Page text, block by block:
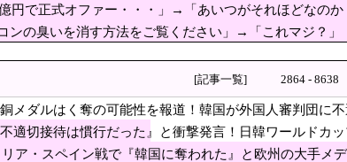
険加入を勧められた推し活民が反発、保険
設…AI時代の需要に対応」
慣行だった』と衝撃発言！日韓ワールド
重篤な植物状態だが意識は正常で何かを思
一攫千金」過去の時代に
政府の基礎年金改革案に物議
円で正式オファー・・・」→「あいつがそれほどなのか
ないけど、それでもやっぱり羨ましいね」
ンの臭いを消す方法をご覧ください」→「これマジ？」
[記事一覧] 2864 - 8638
メダルはく奪の可能性を報道！韓国が外国人審判団に
適切接待は慣行だった』と衝撃発言！日韓ワールドカッ
ア・スペイン戦で『韓国に奪われた』と欧州の大手メ